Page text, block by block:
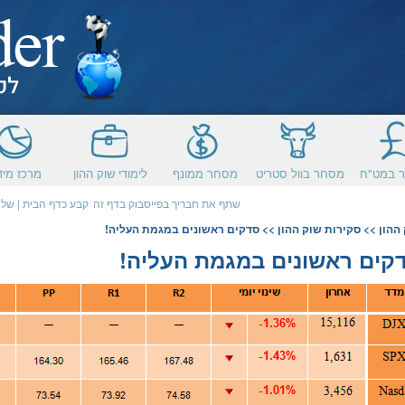
במט"ח מסחר בוול סטריט מסחר ממונף לימודי שוק ההון מרכז
קבע כדף הבית | שתף את חבריך בפייסבוק בדף זה
>> סקירות שוק ההון >> סדקים ראשונים במגמת העליה!
ראשונים במגמת העליה!